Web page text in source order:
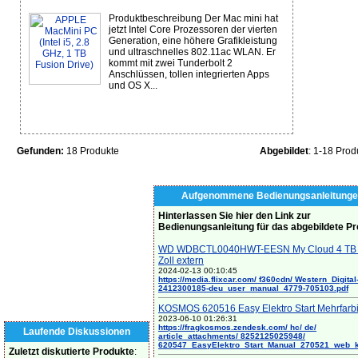
Produktbeschreibung Der Mac mini hat
jetzt Intel Core Prozessoren der vierten
Generation, eine höhere Grafikleistung
und ultraschnelles 802.11ac WLAN. Er
kommt mit zwei Tunderbolt 2
Anschlüssen, tollen integrierten Apps
und OS X...
Gefunden: 18 Produkte Abgebildet: 1-18
Laufende Diskussionen
Zuletzt diskutierte Produkte:
Aufgenommene
Hinterlassen Sie hier den Link zur
Bedienungsanleitung für das abgebildete
WD WDBCTL0040HWT-EESN My Cloud 4
Zoll extern
2024-02-13 00:10:45
https://media.flixcar.com/ f360cdn/ Western_Digital-
2412300185-deu_user_manual_4779-705103.pdf
KOSMOS 620516 Easy Elektro Start
2023-06-10 01:26:31
https://fragkosmos.zendesk.com/ hc/ de/
article_attachments/ 8252125025948/